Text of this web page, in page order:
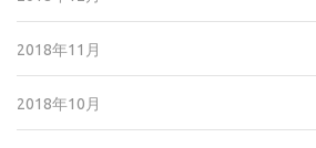
2018年11月
2018年10月